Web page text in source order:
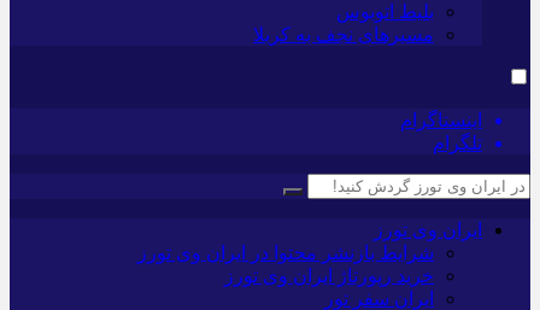
بلیط اتوبوس
مسیرهای نجف به کربلا
اینستاگرام
تلگرام
ایران وی تورز
شرایط بازنشر محتوا در ایران وی تورز
خرید رپورتاژ ایران وی تورز
ایران سفر تور